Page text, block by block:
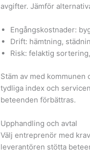
avgifter. Jämför
Engångskostnader:
Drift: hämtning,
Risk: felaktig
Stäm av med
tydliga index och
beteenden förbättras.
Upphandling och avtal
Välj entreprenör med
leverantören stötta